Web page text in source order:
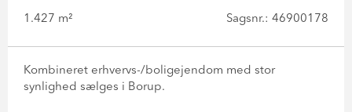
1.427 m² Sagsnr.: 46900178
Kombineret erhvervs-/boligejendom med stor
synlighed sælges i Borup.